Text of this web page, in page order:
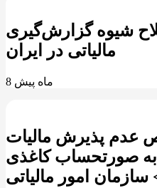
شیوه گزارش‌گیری
مالیاتی در ایران
8 ماه پیش
عدم پذیرش مالیات
صورتحساب کاغذی
تاریخ 1404/10/01 > سازمان امور مالیاتی